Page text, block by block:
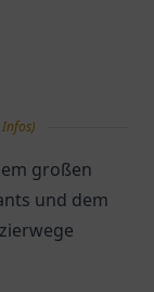
großen
und dem